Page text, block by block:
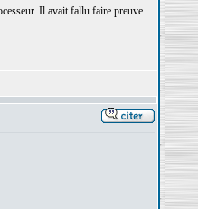
Il avait fallu faire preuve